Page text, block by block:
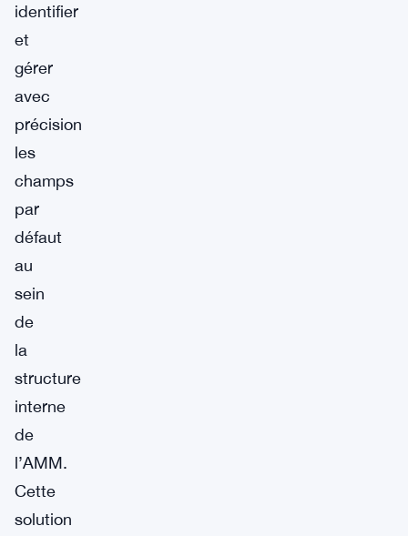
identifier
et
gérer
avec
précision
les
champs
par
défaut
au
sein
de
la
structure
interne
de
l’AMM.
Cette
solution